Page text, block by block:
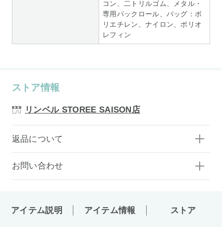
コン、二トリルゴム、メタル・
専用パックロール、バッグ：ポ
リエチレン、ナイロン、ポリオ
レフィン
ストア情報
リンベル STOREE SAISON店
返品について
お問い合わせ
アイテム説明 アイテム情報 ストア